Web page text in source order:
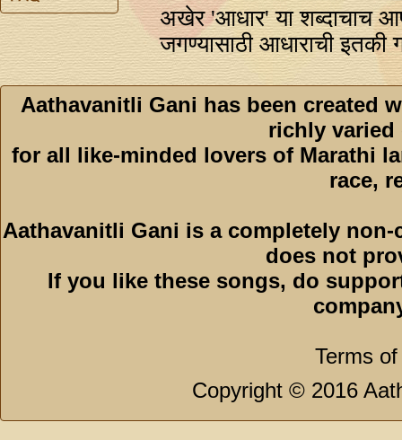
अखेर 'आधार' या शब्दाचाच
जगण्यासाठी आधाराची
Aathavanitli Gani has been created
richly varied
for all like-minded lovers of Marathi
race,
Aathavanitli Gani is a completely
does not
If you like these songs, do
Terms
Copyright © 2016